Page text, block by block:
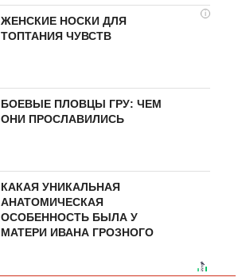
i
ЖЕНСКИЕ НОСКИ ДЛЯ
ТОПТАНИЯ ЧУВСТВ
БОЕВЫЕ ПЛОВЦЫ ГРУ: ЧЕМ
ОНИ ПРОСЛАВИЛИСЬ
КАКАЯ УНИКАЛЬНАЯ
АНАТОМИЧЕСКАЯ
ОСОБЕННОСТЬ БЫЛА У
МАТЕРИ ИВАНА ГРОЗНОГО